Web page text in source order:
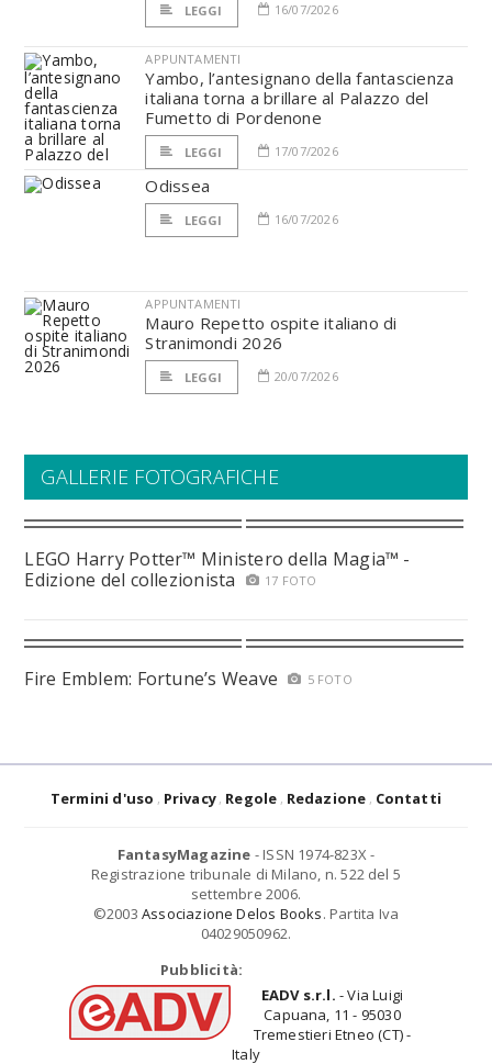
LEGGI 16/07/2026
APPUNTAMENTI
Yambo, l’antesignano della fantascienza
italiana torna a brillare al Palazzo del
Fumetto di Pordenone
LEGGI 17/07/2026
Odissea
LEGGI 16/07/2026
APPUNTAMENTI
Mauro Repetto ospite italiano di
Stranimondi 2026
LEGGI 20/07/2026
GALLERIE FOTOGRAFICHE
LEGO Harry Potter™ Ministero della Magia™ -
Edizione del collezionista
17 FOTO
Fire Emblem: Fortune’s Weave 5 FOTO
Termini d'uso Privacy Regole Redazione Contatti
FantasyMagazine - ISSN 1974-823X -
Registrazione tribunale di Milano, n. 522 del 5
settembre 2006.
©2003 Associazione Delos Books. Partita Iva
04029050962.
Pubblicità:
EADV s.r.l. - Via Luigi
Capuana, 11 - 95030
Tremestieri Etneo (CT) -
Italy